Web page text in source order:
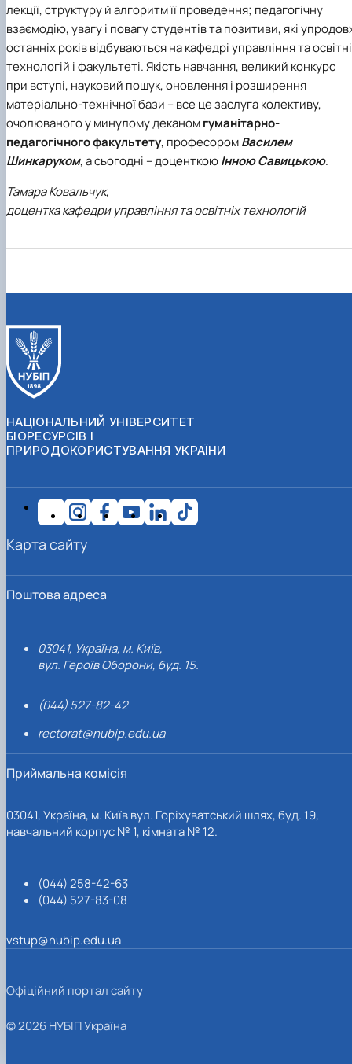
лекції, структуру й алгоритм її проведення; педагогічну
взаємодію, увагу і повагу студентів та позитиви, які
останніх років відбуваються накафедрі управління та
технологій і факультеті. Якість навчання, великий конкурс
при вступі, науковий пошук, оновлення і розширення
матеріально-технічної бази – все це заслуга колективу,
очолюваного у минулому деканомгуманітарно-
педагогічного факультету, професоромВасилем
Шинкаруком, а сьогодні – доценткоюІнною Савицькою.
Тамара Ковальчук,
доцентка кафедри управління та освітніх технологій
НАЦІОНАЛЬНИЙ УНІВЕРСИТЕТ
БІОРЕСУРСІВ І
ПРИРОДОКОРИСТУВАННЯ УКРАЇНИ
Поштова адреса
03041, Україна, м. Київ,
вул. Героїв Оборони, буд. 15.
(044) 527-82-42
rectorat@nubip.edu.ua
Приймальна комісія
03041, Україна, м. Київ вул. Горіхуватський шлях, буд. 19,
навчальний корпус № 1, кімната № 12.
(044) 258-42-63
(044) 527-83-08
vstup@nubip.edu.ua
Карта сайту
Офіційний портал сайту
© 2026 НУБІП Україна